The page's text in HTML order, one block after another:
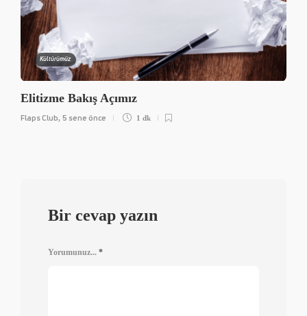
Kültürümüz
Elitizme Bakış Açımız
Flaps Club, 5 sene önce 1 dk
Bir cevap yazın
Yorumunuz... *